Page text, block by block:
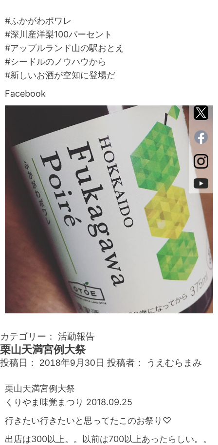
#ふかがわポワレ
#深川産洋梨100パーセント
#アップルランド山の駅おとえ
#シードルのノウハウから
#新しいお酒が空知に登場だ
Facebook
カテゴリー： 活動報告
栗山天満宮例大祭
投稿日： 2018年9月30日 投稿者： うえむらまみ
栗山天満宮例大祭
くりやま味覚まつり 2018.09.25
行きたい行きたいと思ってたこのお祭り♡
出店は300以上。。以前は700以上あったらしい。。